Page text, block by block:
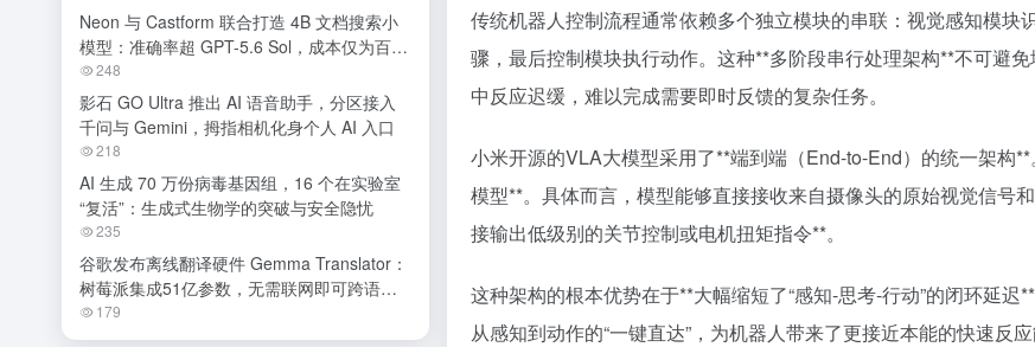
传统机器人控制流程通常依赖多个独立模块的串联：视觉感知模
骤，最后控制模块执行动作。这种**多阶段串行处理架构**不可避
中反应迟缓，难以完成需要即时反馈的复杂任务。
小米开源的VLA大模型采用了**端到端（End-to-End）的统一架构
模型**。具体而言，模型能够直接接收来自摄像头的原始视觉信号
接输出低级别的关节控制或电机扭矩指令**。
这种架构的根本优势在于**大幅缩短了“感知-思考-行动”的闭环延
从感知到动作的“一键直达”，为机器人带来了更接近本能的快速反应
Neon 与 Castform 联合打造 4B 文档搜索小
模型：准确率超 GPT-5.6 Sol，成本仅为百分
之一
248
影石 GO Ultra 推出 AI 语音助手，分区接入
千问与 Gemini，拇指相机化身个人 AI 入口
218
AI 生成 70 万份病毒基因组，16 个在实验室
“复活”：生成式生物学的突破与安全隐忧
235
谷歌发布离线翻译硬件 Gemma Translator：
树莓派集成51亿参数，无需联网即可跨语种
交流
179